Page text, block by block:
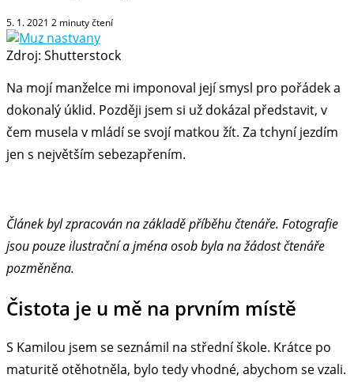
5. 1. 2021 2 minuty čtení
Zdroj: Shutterstock
Na mojí manželce mi imponoval její smysl pro pořádek a
dokonalý úklid. Později jsem si už dokázal představit, v
čem musela v mládí se svojí matkou žít. Za tchyní jezdím
jen s největším sebezapřením.
Článek byl zpracován na základě příběhu čtenáře. Fotografie
jsou pouze ilustrační a jména osob byla na žádost čtenáře
pozměněna.
Čistota je u mě na prvním místě
S Kamilou jsem se seznámil na střední škole. Krátce po
maturitě otěhotněla, bylo tedy vhodné, abychom se vzali.